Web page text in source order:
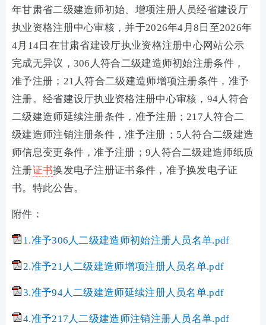
年甘肃省二级建造师初始、增项注册人员经省建设厅
执业资格注册中心审核，并于2026年4月8日至2026年
4月14日在甘肃省建设厅执业资格注册中心网站公示
完成无异议，306人符合二级建造师初始注册条件，
准予注册；21人符合二级建造师增项注册条件，准予
注册。经省建设厅执业资格注册中心审核，94人符合
二级建造师延续注册条件，准予注册；217人符合二
级建造师注销注册条件，准予注册；5人符合二级建造
师信息变更条件，准予注册；9人符合二级建造师纸质
注册证书换发电子注册证书条件，准予换发电子证
书。特此公告。
附件：
1.准予306人二级建造师初始注册人员名单.pdf
2.准予21人二级建造师增项注册人员名单.pdf
3.准予94人二级建造师延续注册人员名单.pdf
4.准予217人二级建造师注销注册人员名单.pdf